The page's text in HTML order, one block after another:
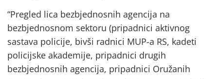
“Pregled lica bezbjednosnih agencija na
bezbjednosnom sektoru (pripadnici aktivnog
sastava policije, bivši radnici MUP-a RS, kadeti
policijske akademije, pripadnici drugih
bezbjednosnih agencija, pripadnici Oružanih